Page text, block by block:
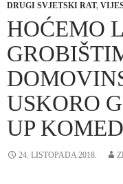
DRUGI SVJETSKI RAT,
HOĆEMO
USKORO
UP
24. LISTOPADA 2018.